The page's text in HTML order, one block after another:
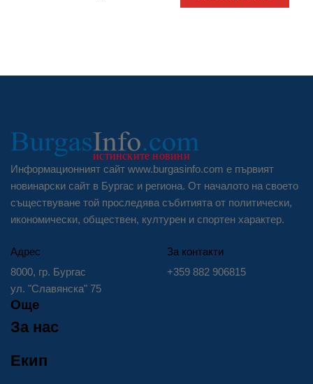
Информационният сайт www.burgasinfo.com е първият
новинарски сайт в Бургас и региона. От началото на своето
съществуване той проследява събитията от политически,
икономически, обществен, културен и спортен характер.
Адрес
8000, гр. Бургас
ул. "Славянска" 75
За контакти
+359 882 906815
Още
За нас
Екип